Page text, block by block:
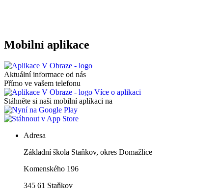
Mobilní aplikace
Aktuální informace od nás
Přímo ve vašem telefonu
Více o aplikaci
Stáhněte si naši mobilní aplikaci na
Adresa
Základní škola Staňkov, okres Domažlice
Komenského 196
345 61 Staňkov